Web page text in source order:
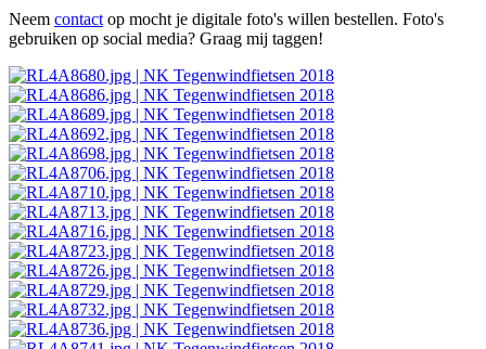
Neem contact op mocht je digitale foto's willen bestellen. Foto's
gebruiken op social media? Graag mij taggen!